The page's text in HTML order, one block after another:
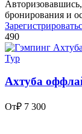
бронирования и
490
Ахтуба
От₽ 7 300